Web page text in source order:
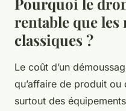
rentable que les
classiques ?
Le coût d’un
qu’affaire de produit
surtout des